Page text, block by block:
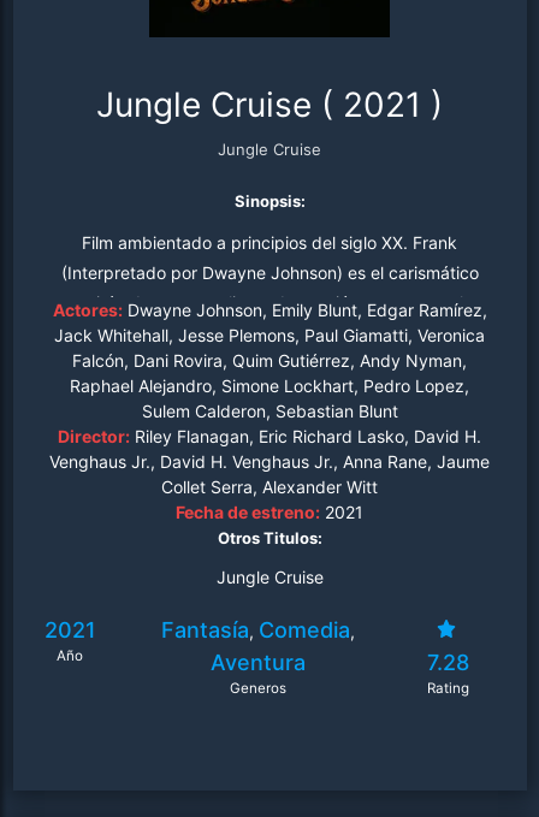
Jungle Cruise ( 2021 )
Jungle Cruise
Sinopsis:
Film ambientado a principios del siglo XX. Frank
(Interpretado por Dwayne Johnson) es el carismático
capitán de una peculiar embarcación que recorre la
selva amazónica. Allí, a pesar de los peligros que el río
Amazonas les tiene preparados, Frank llevará en su
barco a la científica Lily Houghton (Interpretada por
Emily Blunt) y a su hermano McGregor Houghton
(Interpretado por Jack Whitehall).
Actores: Dwayne Johnson, Emily Blunt, Edgar Ramírez,
Jack Whitehall, Jesse Plemons, Paul Giamatti, Veronica
Falcón, Dani Rovira, Quim Gutiérrez, Andy Nyman,
Raphael Alejandro, Simone Lockhart, Pedro Lopez,
Sulem Calderon, Sebastian Blunt
Director: Riley Flanagan, Eric Richard Lasko, David H.
Venghaus Jr., David H. Venghaus Jr., Anna Rane, Jaume
Collet Serra, Alexander Witt
Fecha de estreno: 2021
Otros Titulos:
Jungle Cruise
2021
Año
Fantasía, Comedia,
Aventura
Generos
7.28
Rating